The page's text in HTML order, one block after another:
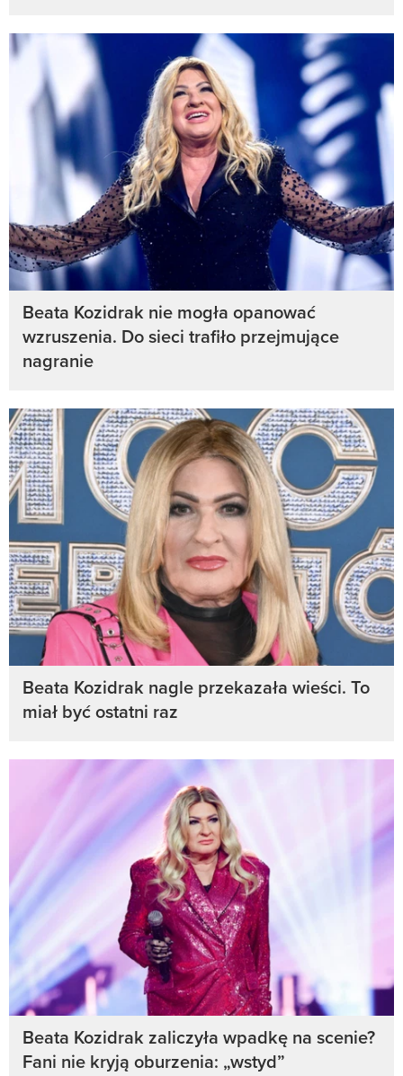
Beata Kozidrak nie mogła opanować
wzruszenia. Do sieci trafiło przejmujące
nagranie
Beata Kozidrak nagle przekazała wieści. To
miał być ostatni raz
Beata Kozidrak zaliczyła wpadkę na scenie?
Fani nie kryją oburzenia: „wstyd”